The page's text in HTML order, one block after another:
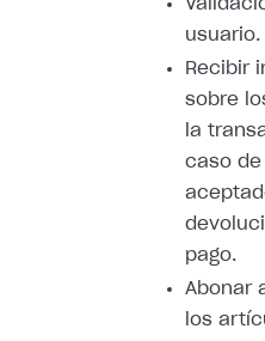
usuario.
Recibir
sobre
la
caso de
pago.
Abonar
los